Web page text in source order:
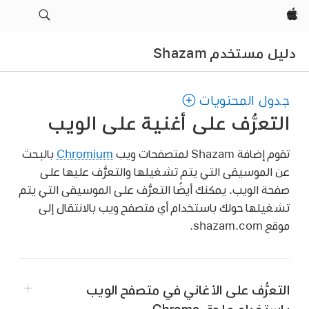
Apple‏
دليل مستخدم Shazam
جدول المحتويات
التعرُّف على أغنية على الويب
تقوم إضافة Shazam لمتصفحات ويب Chromium بالبحث
عن الموسيقى التي يتم تشغيلها والتعرُّف عليها على
صفحة الويب. يمكنك أيضًا التعرُّف على الموسيقى التي يتم
تشغيلها حولك باستخدام أي متصفح ويب بالانتقال إلى
موقع shazam.com.
التعرُّف على الأغاني في متصفح الويب